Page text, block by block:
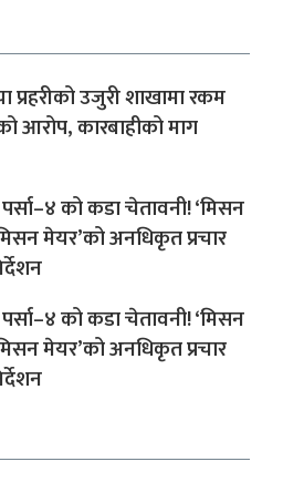
प्रहरीको उजुरी शाखामा रकम
आरोप, कारबाहीको माग
पर्सा–४ को कडा चेतावनी! ‘मिसन
मेयर’को अनधिकृत प्रचार
पर्सा–४ को कडा चेतावनी! ‘मिसन
मेयर’को अनधिकृत प्रचार